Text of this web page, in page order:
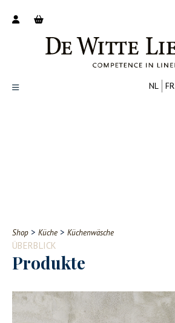
Contact
NL FR
Shop > Küche > Küchenwäsche
ÜBERBLICK
Produkte